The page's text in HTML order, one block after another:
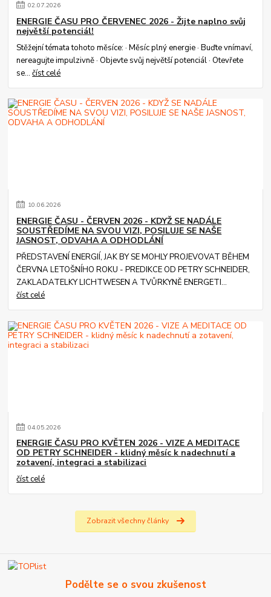
02.07.2026
ENERGIE ČASU PRO ČERVENEC 2026 - Žijte naplno svůj
největší potenciál!
Stěžejní témata tohoto měsíce: · Měsíc plný energie · Buďte vnímaví,
nereagujte impulzivně · Objevte svůj největší potenciál · Otevřete
se...číst celé
10.06.2026
ENERGIE ČASU - ČERVEN 2026 - KDYŽ SE NADÁLE
SOUSTŘEDÍME NA SVOU VIZI, POSILUJE SE NAŠE
JASNOST, ODVAHA A ODHODLÁNÍ
PŘEDSTAVENÍ ENERGIÍ, JAK BY SE MOHLY PROJEVOVAT BĚHEM
ČERVNA LETOŠNÍHO ROKU - PREDIKCE OD PETRY SCHNEIDER,
ZAKLADATELKY LICHTWESEN A TVŮRKYNĚ ENERGETI...
číst celé
04.05.2026
ENERGIE ČASU PRO KVĚTEN 2026 - VIZE A MEDITACE
OD PETRY SCHNEIDER - klidný měsíc k nadechnutí a
zotavení, integraci a stabilizaci
číst celé
Zobrazit všechny články
Podělte se o svou zkušenost